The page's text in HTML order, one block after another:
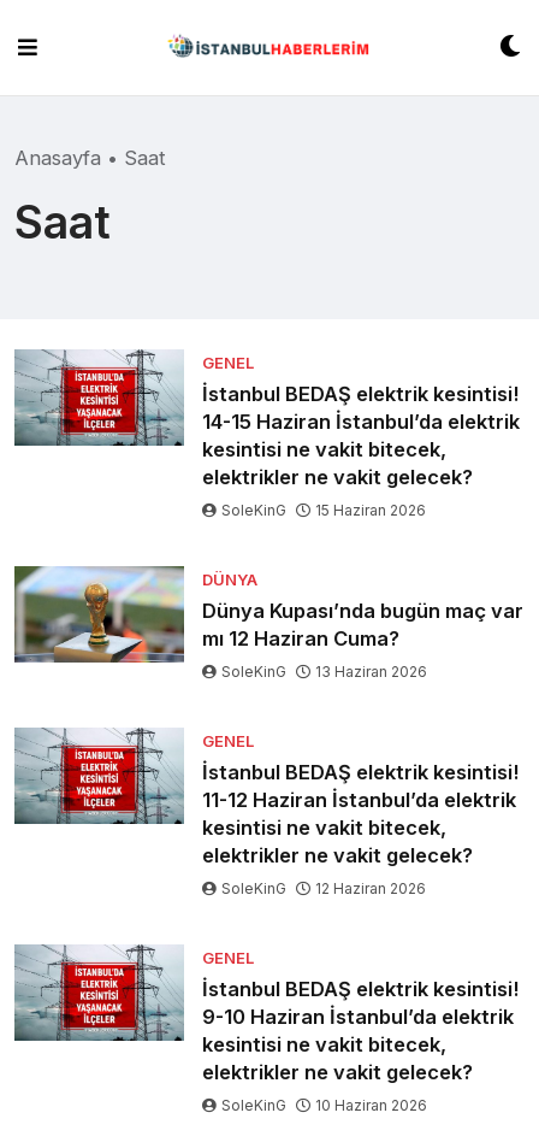
content
Anasayfa • Saat
Saat
GENEL
İstanbul BEDAŞ elektrik kesintisi!
14-15 Haziran İstanbul’da elektrik
kesintisi ne vakit bitecek,
elektrikler ne vakit gelecek?
SoleKinG 15 Haziran 2026
DÜNYA
Dünya Kupası’nda bugün maç var
mı 12 Haziran Cuma?
SoleKinG 13 Haziran 2026
GENEL
İstanbul BEDAŞ elektrik kesintisi!
11-12 Haziran İstanbul’da elektrik
kesintisi ne vakit bitecek,
elektrikler ne vakit gelecek?
SoleKinG 12 Haziran 2026
GENEL
İstanbul BEDAŞ elektrik kesintisi!
9-10 Haziran İstanbul’da elektrik
kesintisi ne vakit bitecek,
elektrikler ne vakit gelecek?
SoleKinG 10 Haziran 2026